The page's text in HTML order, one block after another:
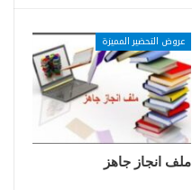
عروض التحضير المميزة
ملف انجاز جاهز